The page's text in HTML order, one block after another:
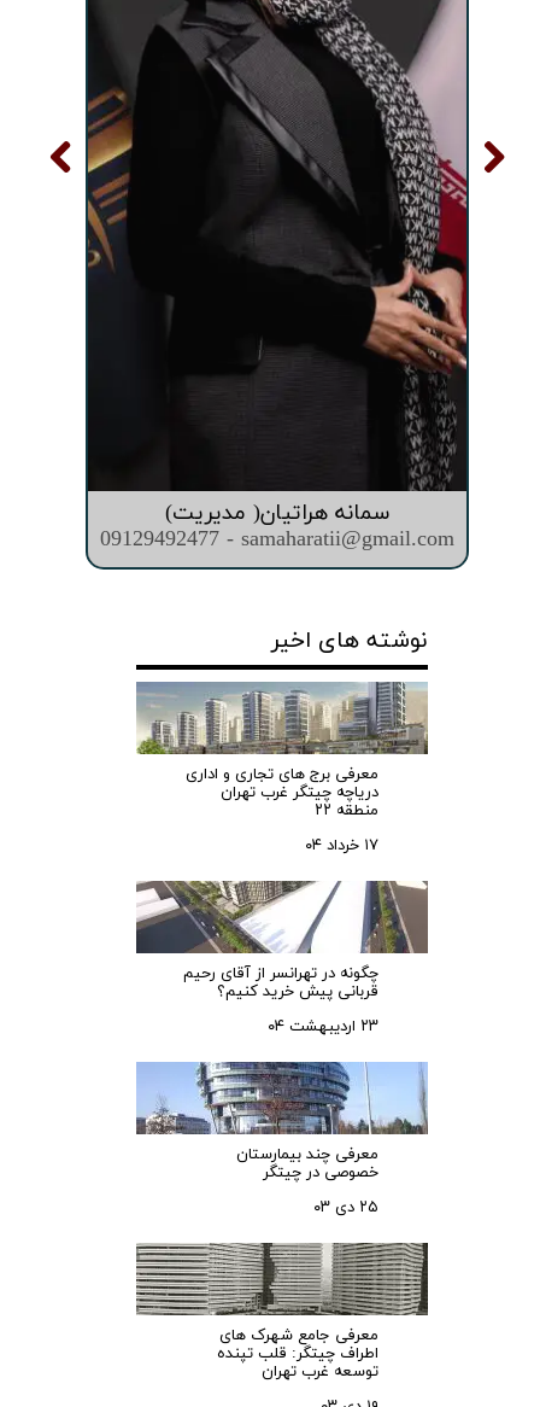
سمانه هراتیان( مدیریت)
09129492477 - samaharatii@gmail.com
نوشته های اخیر
معرفی برج های تجاری و اداری
دریاچه چیتگر غرب تهران
منطقه ۲۲
۱۷ خرداد ۰۴
چگونه در تهرانسر از آقای رحیم
قربانی پیش خرید کنیم؟
۲۳ اردیبهشت ۰۴
معرفی چند بیمارستان
خصوصی در چیتگر
۲۵ دی ۰۳
معرفی جامع شهرک‌ های
اطراف چیتگر: قلب تپنده
توسعه غرب تهران